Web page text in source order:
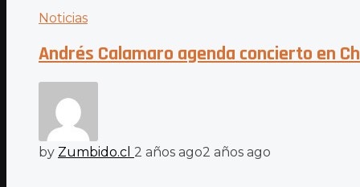
Noticias
Andrés Calamaro agenda concierto en
by Zumbido.cl 2 años ago2 años ago